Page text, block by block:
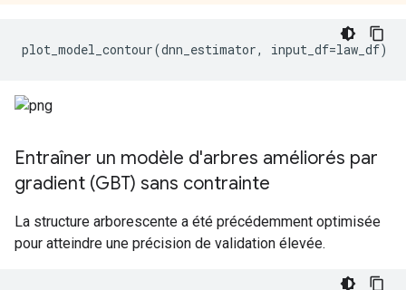
plot_model_contour(dnn_estimator, input_df=law_df)
Entraîner un modèle d'arbres améliorés par
gradient (GBT) sans contrainte
La structure arborescente a été précédemment optimisée
pour atteindre une précision de validation élevée.